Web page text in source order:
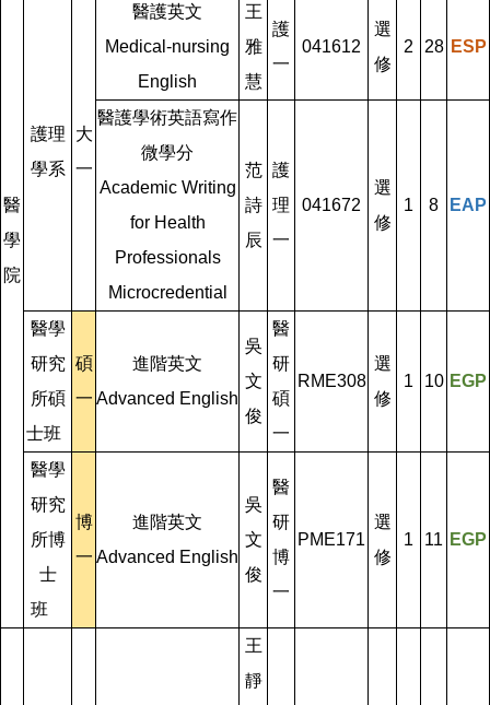
醫
學
院
護理
學系
大
一
醫護英文
Medical-nursing
English
王
雅
慧
護
一
041612
選
修
2 28 ESP
醫護學術英語寫作
微學分
Academic Writing
for Health
Professionals
Microcredential
范
詩
辰
護
理
一
041672
選
修
1 8 EAP
醫學
研究
所碩
士班
碩
一
進階英文
Advanced English
吳
文
俊
醫
研
碩
一
RME308
選
修
1 10 EGP
醫學
研究
所博
士
班
博
一
進階英文
Advanced English
吳
文
俊
醫
研
博
一
PME171
選
修
1 11 EGP
王
靜